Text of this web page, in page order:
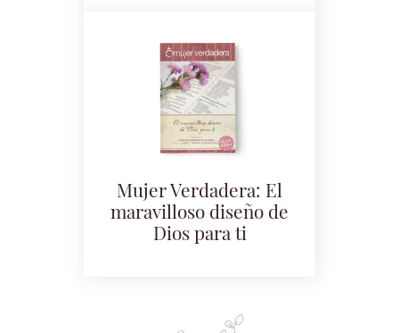
Mujer Verdadera: El
maravilloso diseño de
Dios para ti